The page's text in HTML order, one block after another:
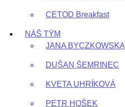
CETOD Breakfast
NÁŠ TÝM
JANA BYCZKOWSKA
DUŠAN ŠEMRINEC
KVETA UHRÍKOVÁ
PETR HOŠEK